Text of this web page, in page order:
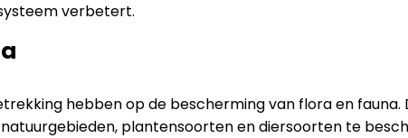
verbetert.
hebben op de bescherming van flora en
plantensoorten en diersoorten te